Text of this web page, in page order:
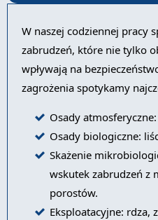
W naszej codziennej pracy
zabrudzeń, które nie tylko
wpływają na
zagrożenia spotykamy
Osady
Osady biologiczne:
Skażenie
wskutek zabrudzeń z
porostów.
Eksploatacyjne: rdza,